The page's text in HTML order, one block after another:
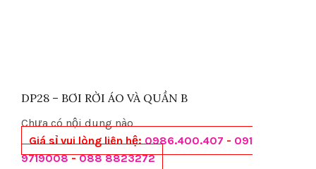
DP28 – BƠI RỜI ÁO VÀ QUẦN B
Chưa có nội dung nào
Giá sỉ vui lòng liên hệ:0986.400.407 - 091
9719008-088 8823272